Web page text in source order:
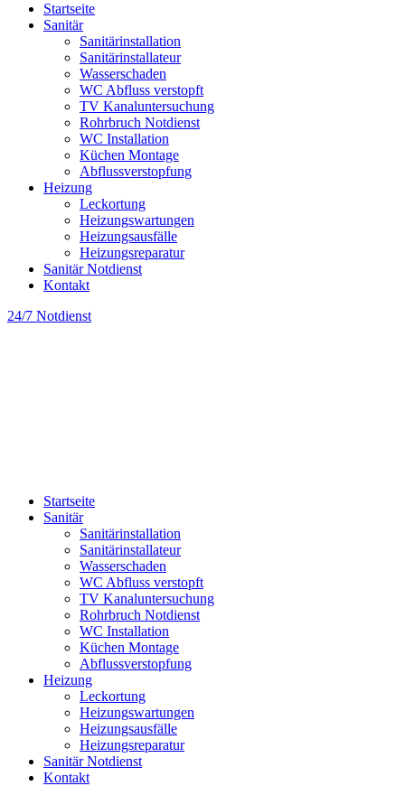
Startseite
Sanitär
Sanitärinstallation
Sanitärinstallateur
Wasserschaden
WC Abfluss verstopft
TV Kanaluntersuchung
Rohrbruch Notdienst
WC Installation
Küchen Montage
Abflussverstopfung
Heizung
Leckortung
Heizungswartungen
Heizungsausfälle
Heizungsreparatur
Sanitär Notdienst
Kontakt
24/7 Notdienst
Startseite
Sanitär
Sanitärinstallation
Sanitärinstallateur
Wasserschaden
WC Abfluss verstopft
TV Kanaluntersuchung
Rohrbruch Notdienst
WC Installation
Küchen Montage
Abflussverstopfung
Heizung
Leckortung
Heizungswartungen
Heizungsausfälle
Heizungsreparatur
Sanitär Notdienst
Kontakt